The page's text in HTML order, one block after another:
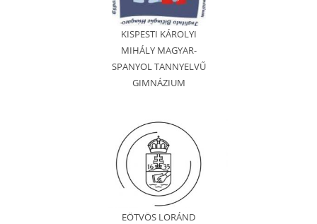
KISPESTI KÁROLYI
MIHÁLY MAGYAR-
SPANYOL TANNYELVŰ
GIMNÁZIUM
EÖTVÖS LORÁND